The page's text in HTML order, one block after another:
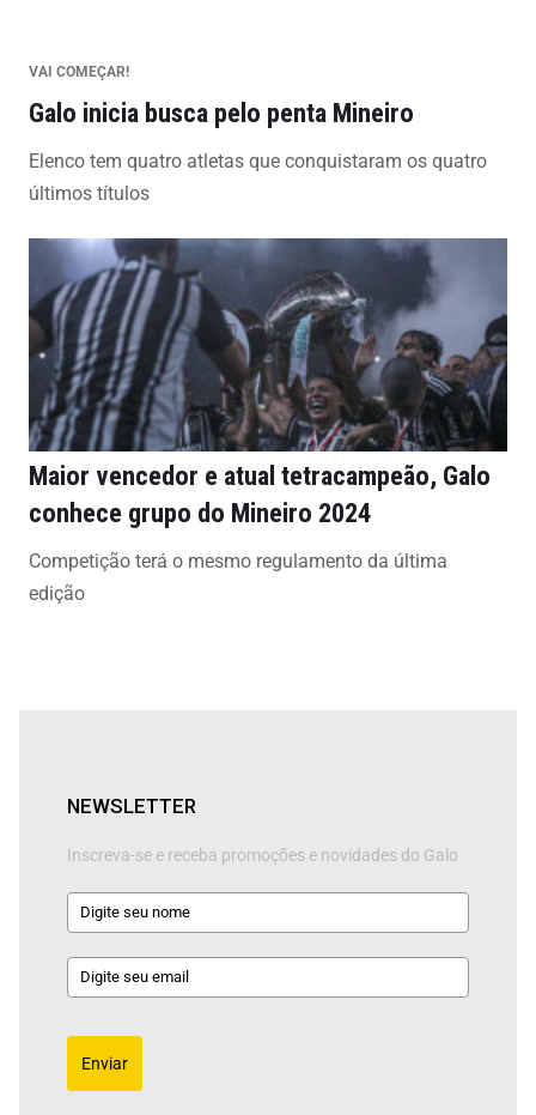
VAI COMEÇAR!
Galo inicia busca pelo penta Mineiro
Elenco tem quatro atletas que conquistaram os quatro
últimos títulos
Maior vencedor e atual tetracampeão, Galo
conhece grupo do Mineiro 2024
Competição terá o mesmo regulamento da última
edição
NEWSLETTER
Inscreva-se e receba promoções e novidades do Galo
Enviar